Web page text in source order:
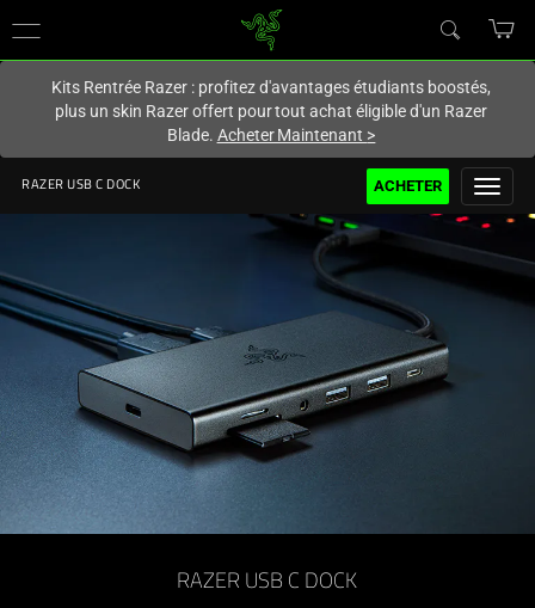
Vous êtes actuellement sur le site
Kits Rentrée Razer : profitez d'avantages étudiants boostés,
plus un skin Razer offert pour tout achat éligible d'un Razer
Blade. Acheter Maintenant >
RAZER USB C DOCK ACHETER
RAZER USB C DOCK